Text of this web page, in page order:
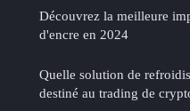
Découvrez la meilleure
d'encre en 2024
Quelle solution de
destiné au trading de